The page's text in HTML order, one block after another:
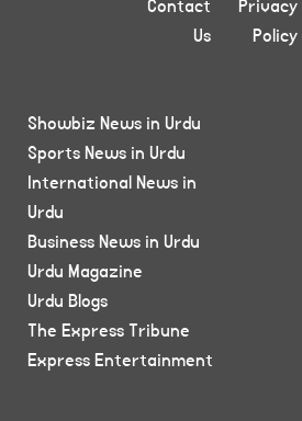
Privacy
Policy
Contact
Us
Showbiz News in Urdu
Sports News in Urdu
International News in
Urdu
Business News in Urdu
Urdu Magazine
Urdu Blogs
The Express Tribune
Express Entertainment